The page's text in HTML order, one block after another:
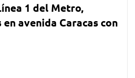
1 del Metro,
avenida Caracas con